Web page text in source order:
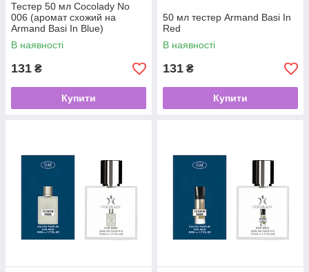
Тестер 50 мл Cocolady No
006 (аромат схожий на
Armand Basi In Blue)
В наявності
131 ₴
Купити
50 мл тестер Armand Basi In
Red
В наявності
131 ₴
Купити